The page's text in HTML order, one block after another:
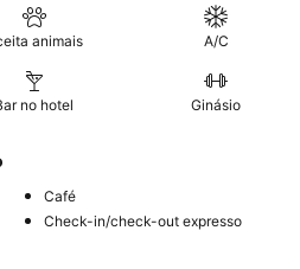
animais A/C
no hotel Ginásio
Café
Check-in/check-out expresso